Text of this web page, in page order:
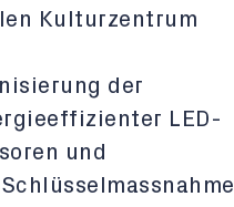
Kulturzentrum
der
LED-
und